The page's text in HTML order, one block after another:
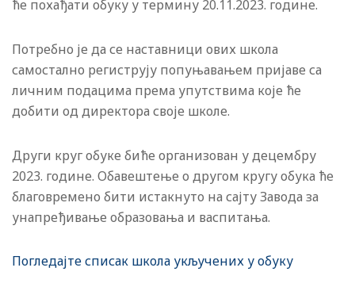
ће похађати обуку у термину 20.11.2023. године.
Потребно је да се наставници ових школа
самостално региструју попуњавањем пријаве са
личним подацима према упутствима које ће
добити од директора своје школе.
Други круг обуке биће организован у децембру
2023. године. Обавештење о другом кругу обука ће
благовремено бити истакнуто на сајту Завода за
унапређивање образовања и васпитања.
Погледајте списак школа укључених у обуку